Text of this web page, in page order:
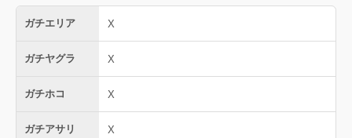
ガチエリア X
ガチヤグラ X
ガチホコ X
ガチアサリ X